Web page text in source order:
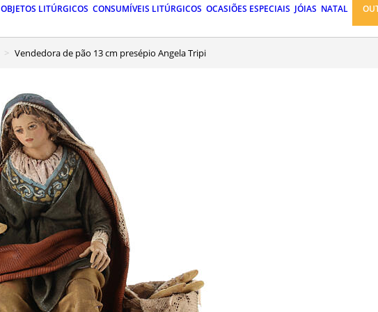
OBJETOS LITÚRGICOS CONSUMÍVEIS LITÚRGICOS OCASIÕES ESPECIAIS JÓIAS NATAL
Vendedora de pão 13 cm presépio Angela Tripi